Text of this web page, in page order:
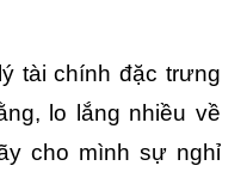
tài chính đặc trưng
lo lắng nhiều về
cho mình sự nghỉ